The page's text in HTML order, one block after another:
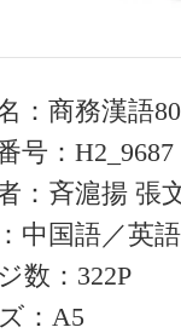
：商務漢語
号：H2_9687
：斉滬揚 張
中国語／英語
数：322P
：A5